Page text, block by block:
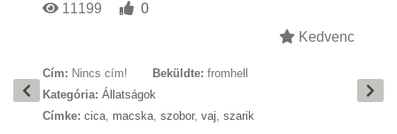
11199
0
Kedvenc
Cím: Nincs cím! Beküldte: fromhell
Kategória: Állatságok
Címke: cica, macska, szobor, vaj, szarik